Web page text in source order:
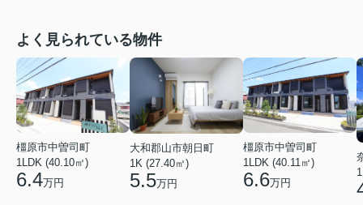
よく見られている物件
橿原市中曽司町
1LDK (40.10㎡)
6.4万円
大和郡山市朝日町
1K (27.40㎡)
5.5万円
橿原市中曽司町
1LDK (40.11㎡)
6.6万円